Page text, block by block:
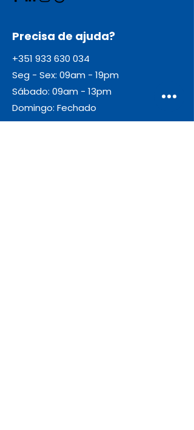
Precisa de ajuda?
+351 933 630 034
Seg - Sex: 09am - 19pm
Sábado: 09am - 13pm
Domingo: Fechado